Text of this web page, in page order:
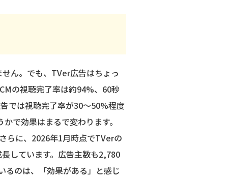
ん。でも、TVer広告はちょっ
の視聴完了率は約94%、60秒
では視聴完了率が30〜50%程度
で効果はまるで変わります。
らに、2026年1月時点でTVerの
しています。広告主数も2,780
のは、「効果がある」と感じ